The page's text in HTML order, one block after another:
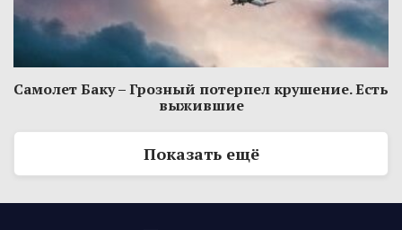
Самолет Баку – Грозный потерпел крушение. Есть
выжившие
Показать ещё